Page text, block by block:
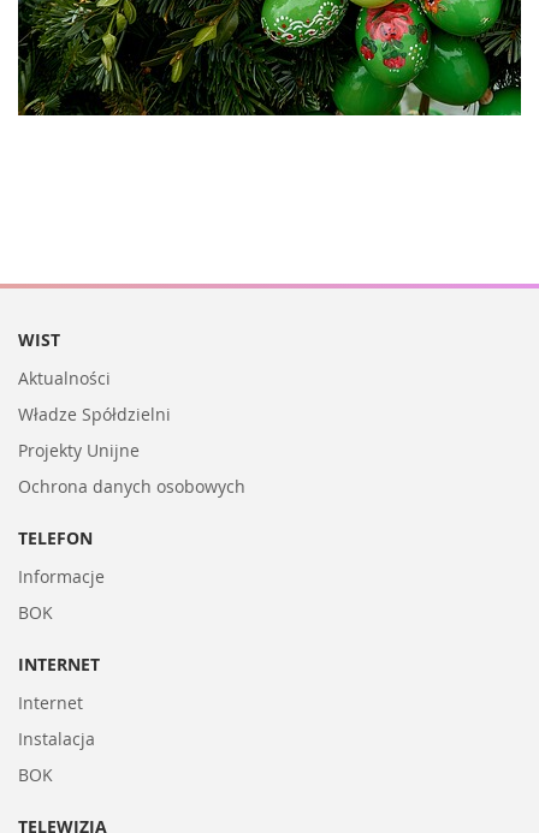
WIST
Aktualności
Władze Spółdzielni
Projekty Unijne
Ochrona danych osobowych
TELEFON
Informacje
BOK
INTERNET
Internet
Instalacja
BOK
TELEWIZJA